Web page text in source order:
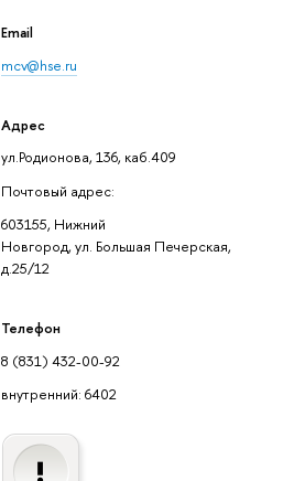
Email
mcv@hse.ru
Адрес
ул.Родионова, 136, каб.409
Почтовый адрес:
603155, Нижний
Новгород, ул. Большая Печерская,
д.25/12
Телефон
8 (831) 432-00-92
внутренний: 6402